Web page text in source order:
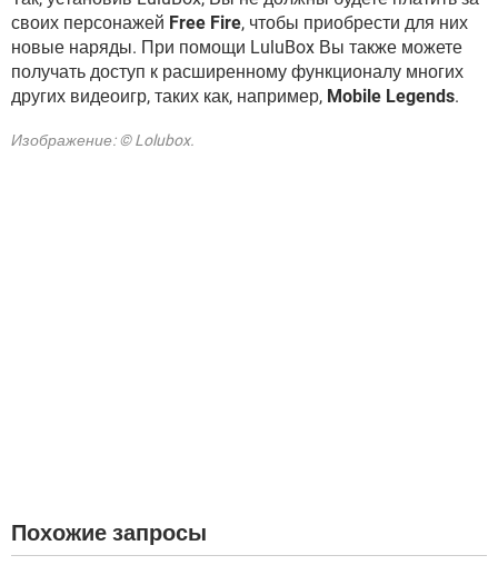
своих персонажей Free Fire, чтобы приобрести для них
новые наряды. При помощи LuluBox Вы также можете
получать доступ к расширенному функционалу многих
других видеоигр, таких как, например, Mobile Legends.
Изображение: © Lolubox.
Похожие запросы